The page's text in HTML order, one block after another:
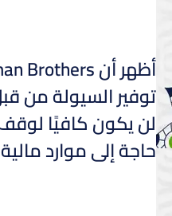
توفير السيولة من
لن يكون كافيًا
حاجة إلى موارد